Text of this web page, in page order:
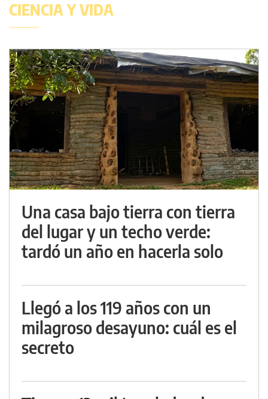
CIENCIA Y VIDA
Una casa bajo tierra con tierra
del lugar y un techo verde:
tardó un año en hacerla solo
Llegó a los 119 años con un
milagroso desayuno: cuál es el
secreto